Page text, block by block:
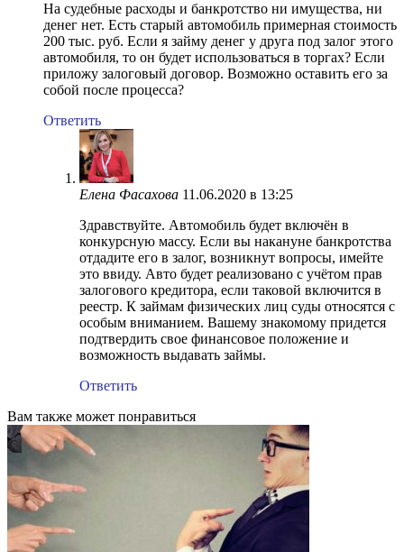
На судебные расходы и банкротство ни имущества, ни
денег нет. Есть старый автомобиль примерная стоимость
200 тыс. руб. Если я займу денег у друга под залог этого
автомобиля, то он будет использоваться в торгах? Если
приложу залоговый договор. Возможно оставить его за
собой после процесса?
Ответить
Елена Фасахова 11.06.2020 в 13:25
Здравствуйте. Автомобиль будет включён в
конкурсную массу. Если вы накануне банкротства
отдадите его в залог, возникнут вопросы, имейте
это ввиду. Авто будет реализовано с учётом прав
залогового кредитора, если таковой включится в
реестр. К займам физических лиц суды относятся с
особым вниманием. Вашему знакомому придется
подтвердить свое финансовое положение и
возможность выдавать займы.
Ответить
Вам также может понравиться